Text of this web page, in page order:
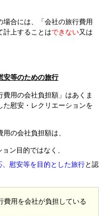
合には、「会社の旅行費用
計上することはできない又は
等のための旅行
費用の会社負担額」はあくま
た慰安・レクリエーションを
用の会社負担額は、
ン目的ではなく、
慰安等を目的とした旅行と認
費用を会社が負担している